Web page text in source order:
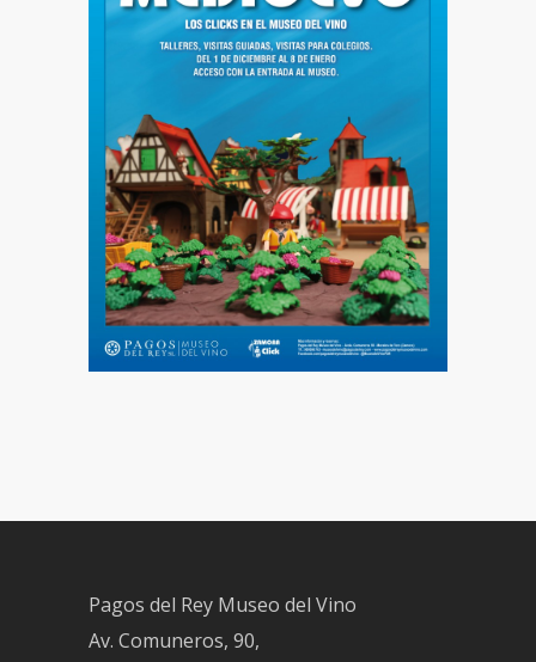
Pagos del Rey Museo del Vino
Av. Comuneros, 90,